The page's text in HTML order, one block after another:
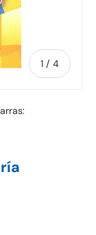
1 / de
4